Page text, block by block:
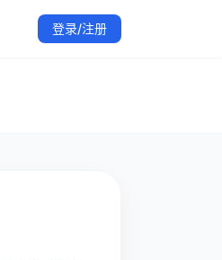
容和免费试听入口，帮助学员
登录/注册